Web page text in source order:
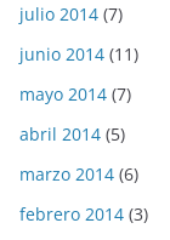
julio 2014 (7)
junio 2014 (11)
mayo 2014 (7)
abril 2014 (5)
marzo 2014 (6)
febrero 2014 (3)